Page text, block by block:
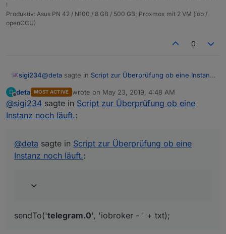
!
Produktiv: Asus PN 42 / N100 / 8 GB / 500 GB; Proxmox mit 2 VM (iob /
openCCU)
0
sigi234@deta sagte in Script zur Überprüfung ob eine Instanz
@sigi234Danke, scheint aber nur eine Mail zu
versenden. Bräuchte das für Telegram.
sendTo('telegram.0
D
Offline
deta MOST ACTIVE wrote on May 23, 2019, 4:48 AM
last edited by
@sigi234 sagte in Script zur Überprüfung ob eine
Instanz noch läuft.:
@deta sagte in Script zur Überprüfung ob eine
Instanz noch läuft.:
sendTo('telegram.0', 'iobroker - ' + txt);